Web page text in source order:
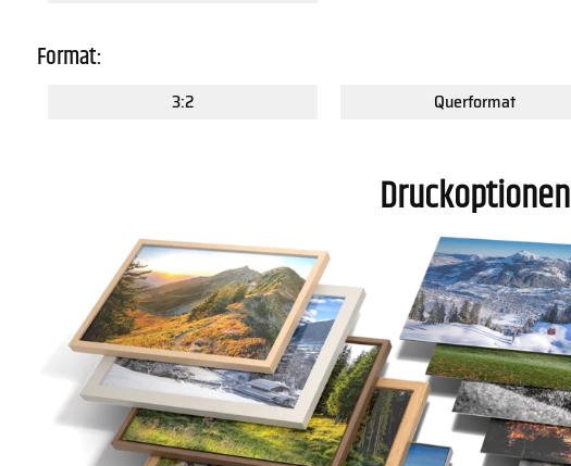
Format:
3:2 Querformat
Druckoptionen